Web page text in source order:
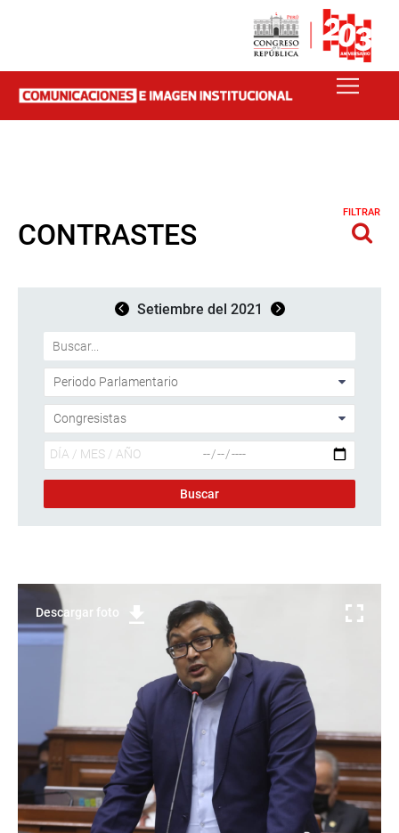
CONTRASTES
FILTRAR
Setiembre del 2021
Descargar foto